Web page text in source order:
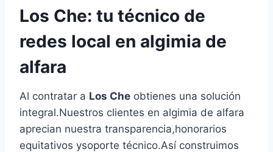
Los Che: tu técnico de
redes local en algimia de
alfara
Al contratar a Los Che obtienes una solución
integral.Nuestros clientes en algimia de alfara
aprecian nuestra transparencia,honorarios
equitativos ysoporte técnico.Así construimos